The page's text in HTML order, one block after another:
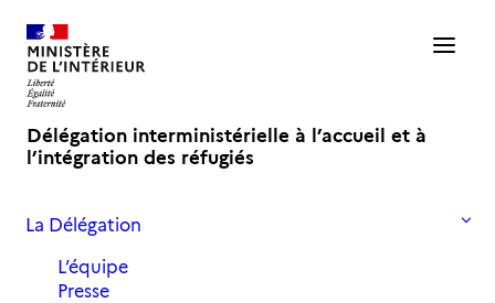
Délégation interministérielle à l’accueil et à
l’intégration des réfugiés
La Délégation
L’équipe
Presse
Ressources